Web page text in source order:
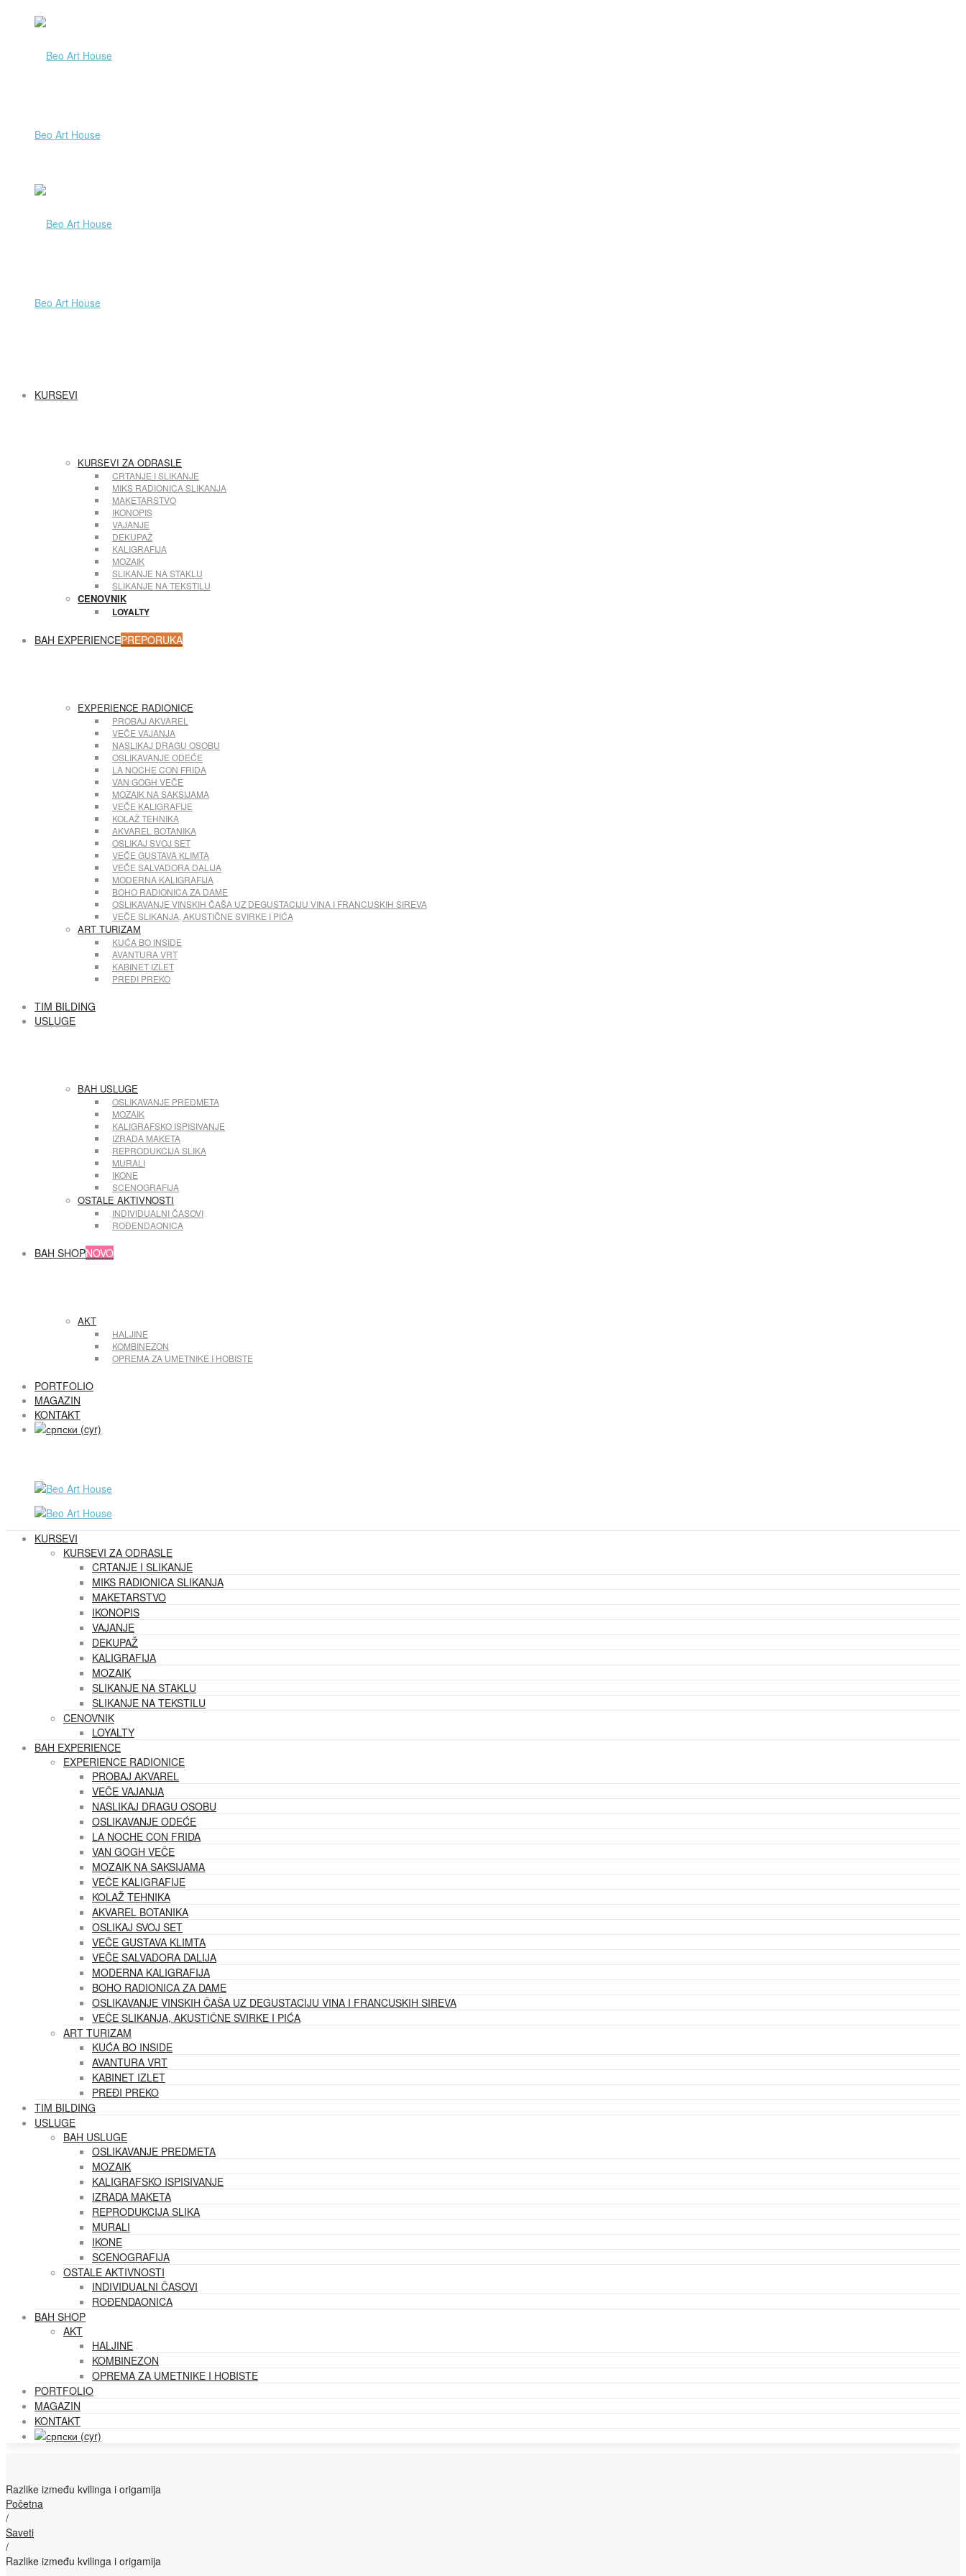
Beo Art House
Beo Art House
KURSEVI
KURSEVI ZA ODRASLE
CRTANJE I SLIKANJE
MIKS RADIONICA SLIKANJA
MAKETARSTVO
IKONOPIS
VAJANJE
DEKUPAŽ
KALIGRAFIJA
MOZAIK
SLIKANJE NA STAKLU
SLIKANJE NA TEKSTILU
CENOVNIK
LOYALTY
BAH EXPERIENCEPREPORUKA
EXPERIENCE RADIONICE
PROBAJ AKVAREL
VEČE VAJANJA
NASLIKAJ DRAGU OSOBU
OSLIKAVANJE ODEĆE
LA NOCHE CON FRIDA
VAN GOGH VEČE
MOZAIK NA SAKSIJAMA
VEČE KALIGRAFIJE
KOLAŽ TEHNIKA
AKVAREL BOTANIKA
OSLIKAJ SVOJ SET
VEČE GUSTAVA KLIMTA
VEČE SALVADORA DALIJA
MODERNA KALIGRAFIJA
BOHO RADIONICA ZA DAME
OSLIKAVANJE VINSKIH ČAŠA UZ DEGUSTACIJU VINA I FRANCUSKIH SIREVA
VEČE SLIKANJA, AKUSTIČNE SVIRKE I PIĆA
ART TURIZAM
KUĆA BO INSIDE
AVANTURA VRT
KABINET IZLET
PREĐI PREKO
TIM BILDING
USLUGE
BAH USLUGE
OSLIKAVANJE PREDMETA
MOZAIK
KALIGRAFSKO ISPISIVANJE
IZRADA MAKETA
REPRODUKCIJA SLIKA
MURALI
IKONE
SCENOGRAFIJA
OSTALE AKTIVNOSTI
INDIVIDUALNI ČASOVI
ROĐENDAONICA
BAH SHOPNOVO
AKT
HALJINE
KOMBINEZON
OPREMA ZA UMETNIKE I HOBISTE
PORTFOLIO
MAGAZIN
KONTAKT
KURSEVI
KURSEVI ZA ODRASLE
CRTANJE I SLIKANJE
MIKS RADIONICA SLIKANJA
MAKETARSTVO
IKONOPIS
VAJANJE
DEKUPAŽ
KALIGRAFIJA
MOZAIK
SLIKANJE NA STAKLU
SLIKANJE NA TEKSTILU
CENOVNIK
LOYALTY
BAH EXPERIENCE
EXPERIENCE RADIONICE
PROBAJ AKVAREL
VEČE VAJANJA
NASLIKAJ DRAGU OSOBU
OSLIKAVANJE ODEĆE
LA NOCHE CON FRIDA
VAN GOGH VEČE
MOZAIK NA SAKSIJAMA
VEČE KALIGRAFIJE
KOLAŽ TEHNIKA
AKVAREL BOTANIKA
OSLIKAJ SVOJ SET
VEČE GUSTAVA KLIMTA
VEČE SALVADORA DALIJA
MODERNA KALIGRAFIJA
BOHO RADIONICA ZA DAME
OSLIKAVANJE VINSKIH ČAŠA UZ DEGUSTACIJU VINA I FRANCUSKIH SIREVA
VEČE SLIKANJA, AKUSTIČNE SVIRKE I PIĆA
ART TURIZAM
KUĆA BO INSIDE
AVANTURA VRT
KABINET IZLET
PREĐI PREKO
TIM BILDING
USLUGE
BAH USLUGE
OSLIKAVANJE PREDMETA
MOZAIK
KALIGRAFSKO ISPISIVANJE
IZRADA MAKETA
REPRODUKCIJA SLIKA
MURALI
IKONE
SCENOGRAFIJA
OSTALE AKTIVNOSTI
INDIVIDUALNI ČASOVI
ROĐENDAONICA
BAH SHOP
AKT
HALJINE
KOMBINEZON
OPREMA ZA UMETNIKE I HOBISTE
PORTFOLIO
MAGAZIN
KONTAKT
Razlike između kvilinga i origamija
Početna
/
Saveti
/
Razlike između kvilinga i origamija